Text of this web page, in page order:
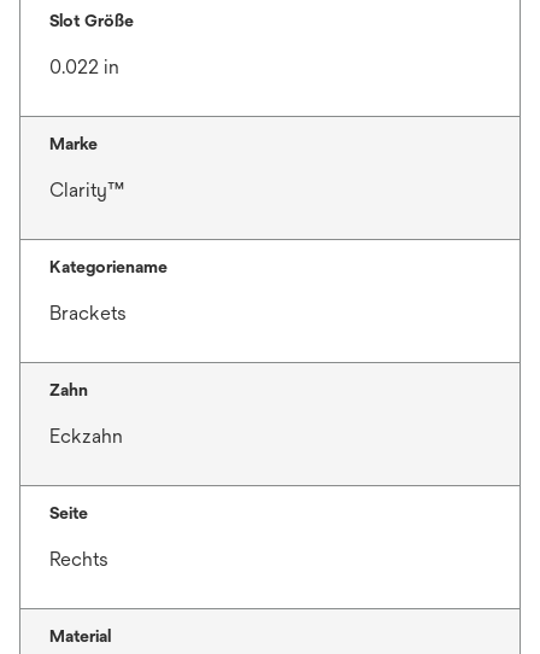
Slot Größe
0.022 in
Marke
Clarity™
Kategoriename
Brackets
Zahn
Eckzahn
Seite
Rechts
Material